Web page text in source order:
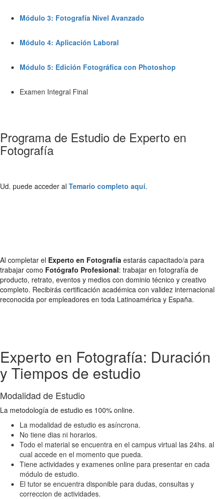
Módulo 3: Fotografía Nivel Avanzado
Módulo 4: Aplicación Laboral
Módulo 5: Edición Fotográfica con Photoshop
Examen Integral Final
Programa de Estudio de Experto en
Fotografía
Ud. puede acceder al Temario completo aquí.
Al completar el Experto en Fotografía estarás capacitado/a para
trabajar como Fotógrafo Profesional: trabajar en fotografía de
producto, retrato, eventos y medios con dominio técnico y creativo
completo. Recibirás certificación académica con validez internacional
reconocida por empleadores en toda Latinoamérica y España.
Experto en Fotografía: Duración
y Tiempos de estudio
Modalidad de Estudio
La metodología de estudio es 100% online.
La modalidad de estudio es asíncrona.
No tiene dias ni horarios.
Todo el material se encuentra en el campus virtual las 24hs. al
cual accede en el momento que pueda.
Tiene actividades y examenes online para presentar en cada
módulo de estudio.
El tutor se encuentra disponible para dudas, consultas y
correccion de actividades.